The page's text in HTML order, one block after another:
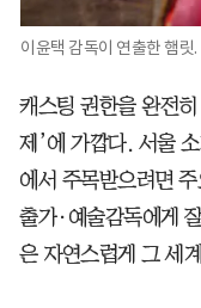
이윤택 감독이 연출한 햄릿.
캐스팅 권한을 완전
제’에 가깝다. 서울
에서 주목받으려면
출가·예술감독에게
은 자연스럽게 그 세